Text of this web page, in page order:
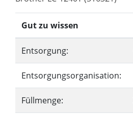
Gut zu wissen
Entsorgung:
Entsorgungsorganisation:
Füllmenge: